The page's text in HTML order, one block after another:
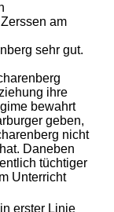
am
sehr gut.
ihre
bewahrt
geben,
nicht
Daneben
tüchtiger
Unterricht
erster Linie